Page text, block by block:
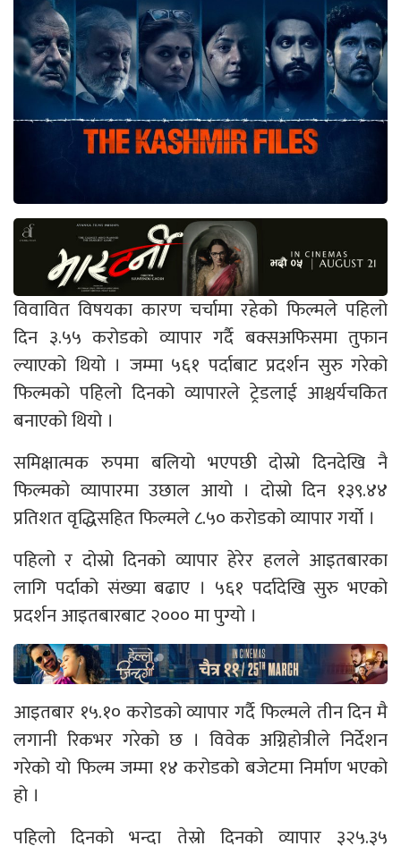
विवावित विषयका कारण चर्चामा रहेको फिल्मले पहिलो
दिन ३.५५ करोडको व्यापार गर्दै बक्सअफिसमा तुफान
ल्याएको थियो । जम्मा ५६१ पर्दाबाट प्रदर्शन सुरु गरेको
फिल्मको पहिलो दिनको व्यापारले ट्रेडलाई आश्चर्यचकित
बनाएको थियो ।
समिक्षात्मक रुपमा बलियो भएपछी दोस्रो दिनदेखि नै
फिल्मको व्यापारमा उछाल आयो । दोस्रो दिन १३९.४४
प्रतिशत वृद्धिसहित फिल्मले ८.५० करोडको व्यापार गर्यो ।
पहिलो र दोस्रो दिनको व्यापार हेरेर हलले आइतबारका
लागि पर्दाको संख्या बढाए । ५६१ पर्दादेखि सुरु भएको
प्रदर्शन आइतबारबाट २००० मा पुग्यो ।
आइतबार १५.१० करोडको व्यापार गर्दै फिल्मले तीन दिन मै
लगानी रिकभर गरेको छ । विवेक अग्निहोत्रीले निर्देशन
गरेको यो फिल्म जम्मा १४ करोडको बजेटमा निर्माण भएको
हो ।
पहिलो दिनको भन्दा तेस्रो दिनको व्यापार ३२५.३५